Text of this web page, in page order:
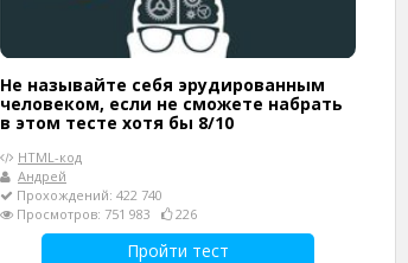
Не называйте себя эрудированным
человеком, если не сможете набрать
в этом тесте хотя бы 8/10
HTML-код
Андрей
Прохождений: 422 740
Просмотров: 751 983
226
Пройти тест